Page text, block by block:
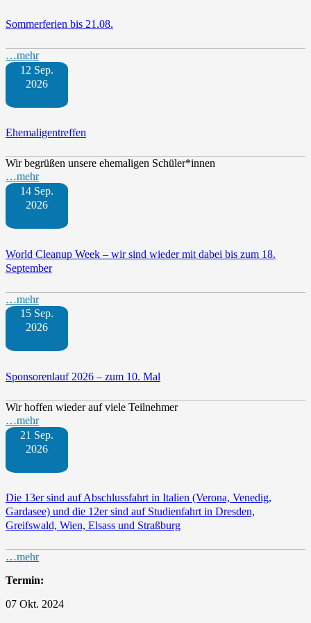
Sommerferien bis 21.08.
…mehr
12 Sep.
2026
Ehemaligentreffen
Wir begrüßen unsere ehemaligen Schüler*innen
…mehr
14 Sep.
2026
World Cleanup Week – wir sind wieder mit dabei bis zum 18.
September
…mehr
15 Sep.
2026
Sponsorenlauf 2026 – zum 10. Mal
Wir hoffen wieder auf viele Teilnehmer
…mehr
21 Sep.
2026
Die 13er sind auf Abschlussfahrt in Italien (Verona, Venedig,
Gardasee) und die 12er sind auf Studienfahrt in Dresden,
Greifswald, Wien, Elsass und Straßburg
…mehr
Termin:
07 Okt. 2024